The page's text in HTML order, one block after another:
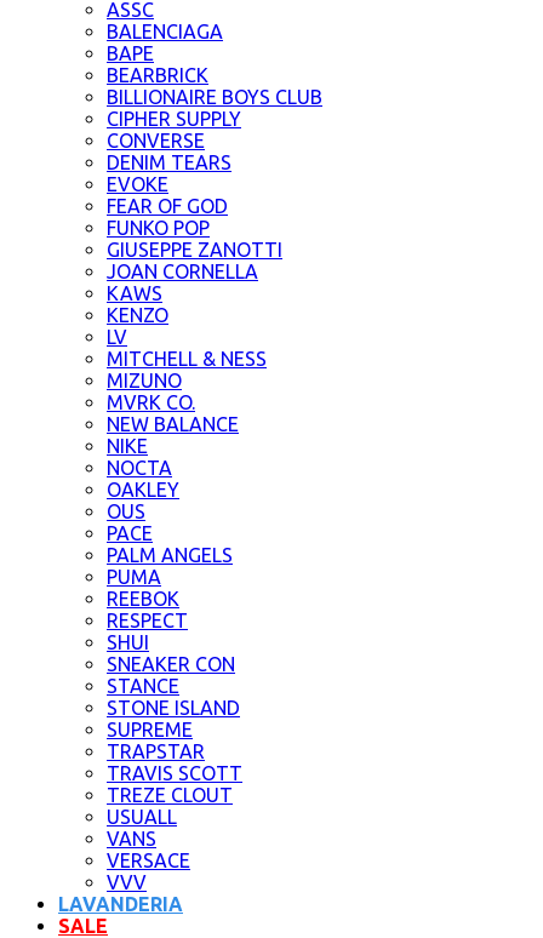
ASSC
BALENCIAGA
BAPE
BEARBRICK
BILLIONAIRE BOYS CLUB
CIPHER SUPPLY
CONVERSE
DENIM TEARS
EVOKE
FEAR OF GOD
FUNKO POP
GIUSEPPE ZANOTTI
JOAN CORNELLA
KAWS
KENZO
LV
MITCHELL & NESS
MIZUNO
MVRK CO.
NEW BALANCE
NIKE
NOCTA
OAKLEY
OUS
PACE
PALM ANGELS
PUMA
REEBOK
RESPECT
SHUI
SNEAKER CON
STANCE
STONE ISLAND
SUPREME
TRAPSTAR
TRAVIS SCOTT
TREZE CLOUT
USUALL
VANS
VERSACE
VVV
LAVANDERIA
SALE